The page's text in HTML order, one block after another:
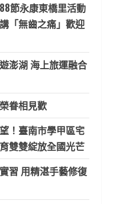
節永康東橋里活動
「無齒之痛」歡迎
澎湖 海上旅運融合
眷相見歡
！臺南市學甲區宅
雙雙綻放全國光芒
習 用精湛手藝修復